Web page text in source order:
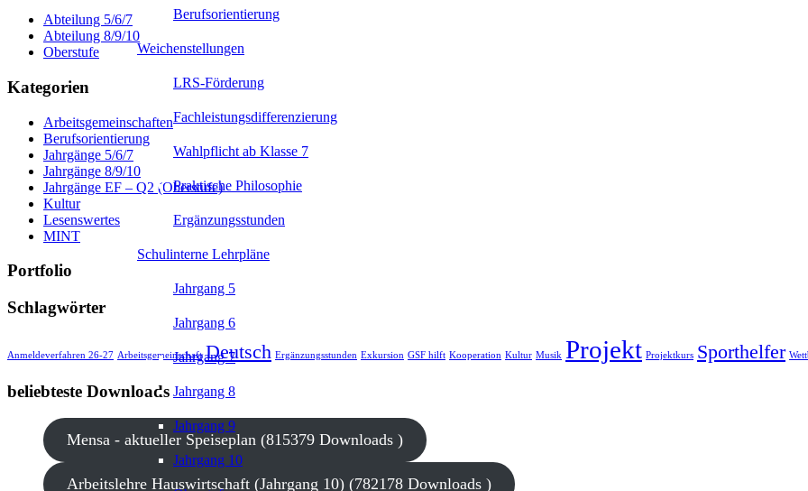
Berufsorientierung
Weichenstellungen
LRS-Förderung
Fachleistungsdifferenzierung
Wahlpflicht ab Klasse 7
Praktische Philosophie
Ergänzungsstunden
Schulinterne Lehrpläne
Jahrgang 5
Jahrgang 6
Jahrgang 7
Jahrgang 8
Jahrgang 9
Jahrgang 10
Abteilung 5/6/7
Abteilung 8/9/10
Oberstufe
Kategorien
Arbeitsgemeinschaften
Berufsorientierung
Jahrgänge 5/6/7
Jahrgänge 8/9/10
Jahrgänge EF – Q2 (Oberstufe)
Kultur
Lesenswertes
MINT
Portfolio
Schlagwörter
Anmeldeverfahren 26-27 Arbeitsgemeinschaft Deutsch Ergänzungsstunden Exkursion GSF hilft Kooperation Kultur Musik Projekt Projektkurs Sporthelfer
beliebteste Downloads
Mensa - aktueller Speiseplan (815379 Downloads )
Arbeitslehre Hauswirtschaft (Jahrgang 10) (782178 Downloads )